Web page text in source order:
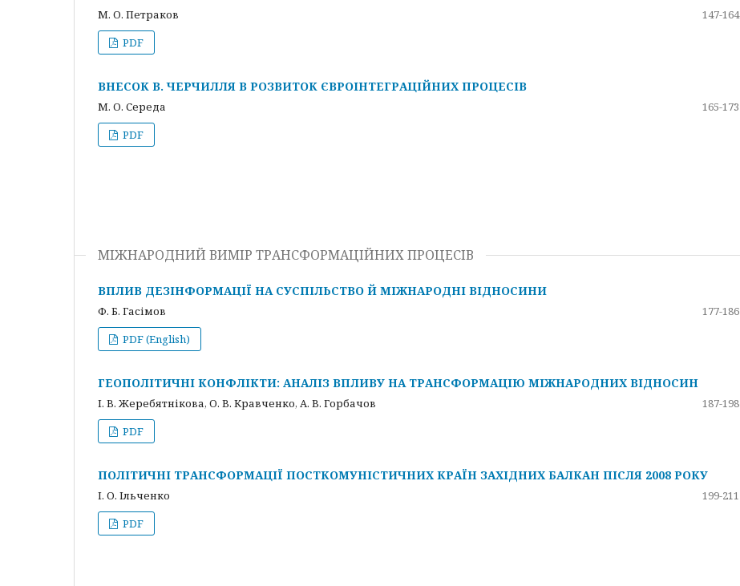
М. О. Петраков
147-164
PDF
ВНЕСОК В. ЧЕРЧИЛЛЯ В РОЗВИТОК ЄВРОІНТЕГРАЦІЙНИХ ПРОЦЕСІВ
М. О. Середа
165-173
PDF
МІЖНАРОДНИЙ ВИМІР ТРАНСФОРМАЦІЙНИХ ПРОЦЕСІВ
ВПЛИВ ДЕЗІНФОРМАЦІЇ НА СУСПІЛЬСТВО Й МІЖНАРОДНІ ВІДНОСИНИ
Ф. Б. Гасімов
177-186
PDF (English)
ГЕОПОЛІТИЧНІ КОНФЛІКТИ: АНАЛІЗ ВПЛИВУ НА ТРАНСФОРМАЦІЮ МІЖНАРОДНИХ ВІДНОСИН
І. В. Жеребятнікова, О. В. Кравченко, А. В. Горбачов
187-198
PDF
ПОЛІТИЧНІ ТРАНСФОРМАЦІЇ ПОСТКОМУНІСТИЧНИХ КРАЇН ЗАХІДНИХ БАЛКАН ПІСЛЯ 2008 РОКУ
І. О. Ільченко
199-211
PDF